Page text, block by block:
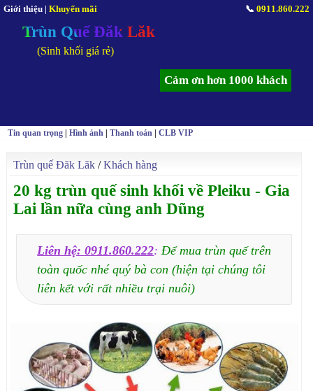
Giới thiệu | Khuyến mãi 📞 0911.860.222
Trùn Quế Đăk Lăk
(Sinh khối giá rẻ)
Cảm ơn hơn 1000 khách
Tin quan trọng |Hình ảnh |Thanh toán |CLB VIP
Trùn quế Đăk Lăk /Khách hàng
20 kg trùn quế sinh khối về Pleiku - Gia
Lai lần nữa cùng anh Dũng
Liên hệ: 0911.860.222:Để mua trùn quế trên
toàn quốc nhé quý bà con (hiện tại chúng tôi
liên kết với rất nhiều trại nuôi)